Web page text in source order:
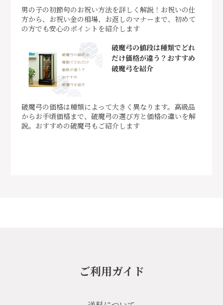
男の子の初節句のお祝い方法を詳しく解説！お祝いの仕
方から、お祝い金の相場、お返しのマナーまで、初めて
の方でも安心のポイントを紹介します
破魔弓の値段は種類でどれ
だけ価格が違う？おすすめ
破魔弓を紹介
破魔弓の価格は種類によって大きく異なります。高級品
からお手頃価格まで、破魔弓の選び方と価格の違いを解
説。おすすめの破魔弓もご紹介します
ご利用ガイド